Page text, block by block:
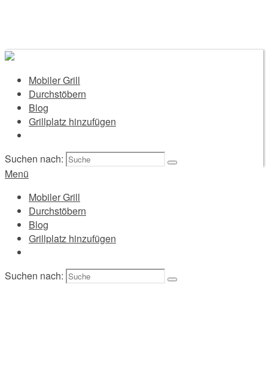
Mobiler Grill
Durchstöbern
Blog
Grillplatz hinzufügen
Suchen nach:
Menü
Mobiler Grill
Durchstöbern
Blog
Grillplatz hinzufügen
Suchen nach: